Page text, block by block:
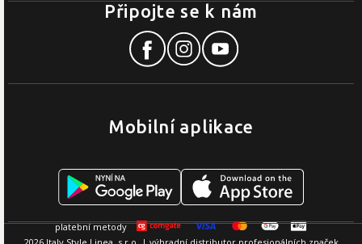
Mobilní aplikace
Připojte se k nám